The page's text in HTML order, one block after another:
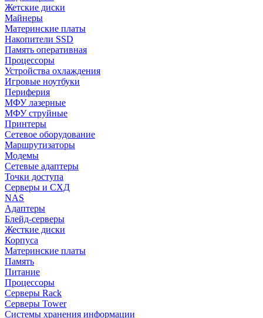
Жетские диски
Майнеры
Материнские платы
Накопители SSD
Память оперативная
Процессоры
Устройства охлаждения
Игровые ноутбуки
Периферия
МФУ лазерные
МФУ струйные
Принтеры
Сетевое оборудование
Маршрутизаторы
Модемы
Сетевые адаптеры
Точки доступа
Серверы и СХД
NAS
Адаптеры
Блейд-серверы
Жесткие диски
Корпуса
Материнские платы
Память
Питание
Процессоры
Серверы Rack
Серверы Tower
Системы хранения информации